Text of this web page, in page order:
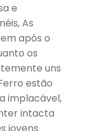
e
As
após o
os
uns
estão
implacável,
intacta